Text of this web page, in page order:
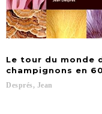
Le tour du monde
champignons en
Després, Jean